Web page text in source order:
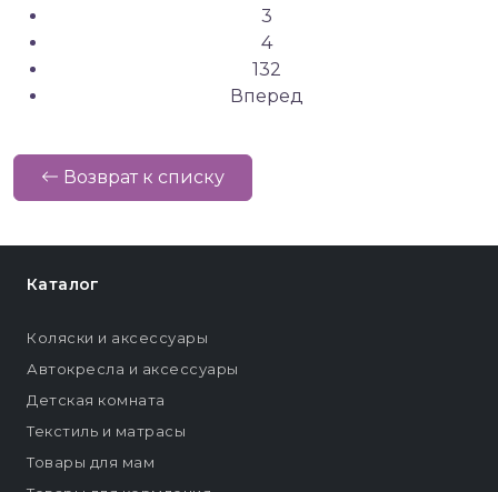
3
4
132
Вперед
Возврат к списку
Каталог
Коляски и аксессуары
Автокресла и аксессуары
Детская комната
Текстиль и матрасы
Товары для мам